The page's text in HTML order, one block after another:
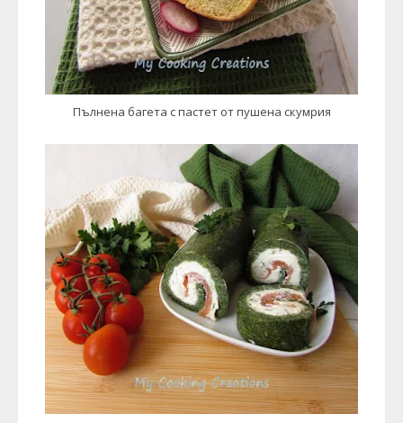
Пълнена багета с пастет от пушена скумрия